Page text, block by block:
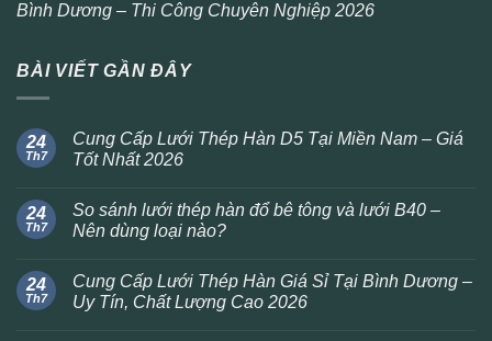
Bình Dương – Thi Công Chuyên Nghiệp 2026
BÀI VIẾT GẦN ĐÂY
24
Th7
Cung Cấp Lưới Thép Hàn D5 Tại Miền Nam – Giá
Tốt Nhất 2026
24
Th7
So sánh lưới thép hàn đổ bê tông và lưới B40 –
Nên dùng loại nào?
24
Th7
Cung Cấp Lưới Thép Hàn Giá Sỉ Tại Bình Dương –
Uy Tín, Chất Lượng Cao 2026